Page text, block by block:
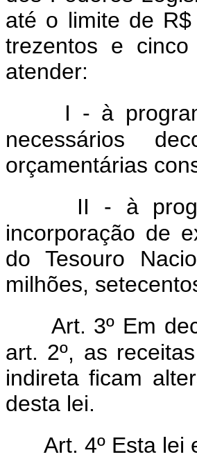
até o limite de R$
trezentos e
atender:
I - à
necessários
orçamentárias
II - à
incorporação de
do Tesouro
milhões,
Art. 3º Em
art. 2º, as
indireta ficam
desta lei.
Art. 4º Esta lei